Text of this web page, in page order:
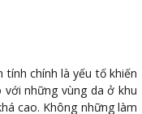
chính là yếu tố khiến
những vùng da ở khu
cao. Không những làm